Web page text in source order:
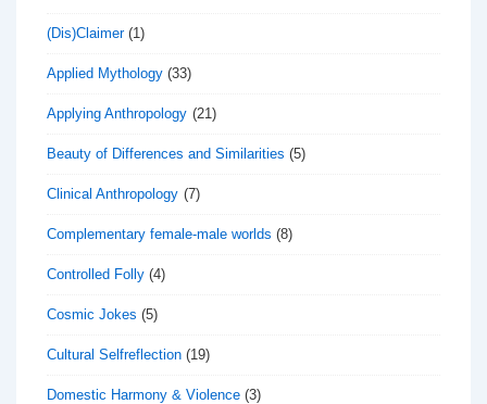
(Dis)Claimer(1)
Applied Mythology (33)
Applying Anthropology (21)
Beauty of Differences and Similarities (5)
Clinical Anthropology (7)
Complementary female-male worlds (8)
Controlled Folly (4)
Cosmic Jokes (5)
Cultural Selfreflection (19)
Domestic Harmony & Violence (3)